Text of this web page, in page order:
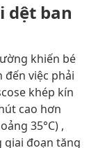
dệt ban
khiến bé
việc phải
khép kín
cao hơn
35°C) ,
đoạn tăng